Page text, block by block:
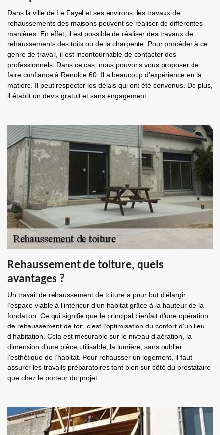
Dans la ville de Le Fayel et ses environs, les travaux de
rehaussements des maisons peuvent se réaliser de différentes
manières. En effet, il est possible de réaliser des travaux de
rehaussements des toits ou de la charpente. Pour procéder à ce
genre de travail, il est incontournable de contacter des
professionnels. Dans ce cas, nous pouvons vous proposer de
faire confiance à Renolde 60. Il a beaucoup d'expérience en la
matière. Il peut respecter les délais qui ont été convenus. De plus,
il établit un devis gratuit et sans engagement.
Rehaussement de toiture, quels
avantages ?
Un travail de rehaussement de toiture a pour but d’élargir
l’espace viable à l’intérieur d’un habitat grâce à la hauteur de la
fondation. Ce qui signifie que le principal bienfait d’une opération
de rehaussement de toit, c’est l’optimisation du confort d’un lieu
d’habitation. Cela est mesurable sur le niveau d’aération, la
dimension d’une pièce utilisable, la lumière, sans oublier
l’esthétique de l’habitat. Pour rehausser un logement, il faut
assurer les travails préparatoires tant bien sur côté du prestataire
que chez le porteur du projet.